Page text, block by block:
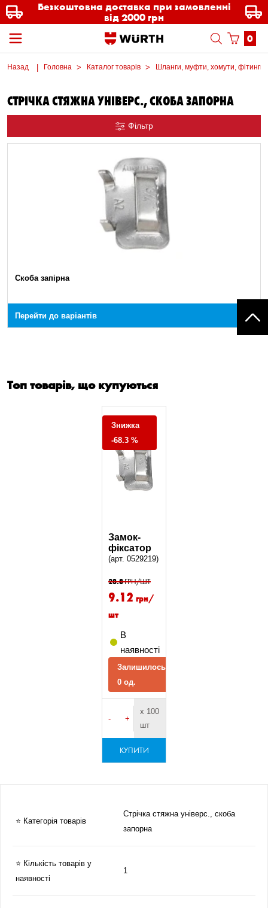
Безкоштовна доставка при замовленні
від 2000 грн
0
Назад Головна Каталог товарів Шланги, муфти, хомути, фітинги
СТРІЧКА СТЯЖНА УНІВЕРС., СКОБА ЗАПОРНА
Фільтр
Скоба запірна
Перейти до варіантів
Топ товарів, що купуються
Знижка
-68.3 %
Замок-
фіксатор
(арт. 0529219)
28.8ГРН/ШТ
9.12 грн/
шт
В
наявності
Залишилось
0 од.
- +
х 100
шт
КУПИТИ
⭐ Категорія товарів
Стрічка стяжна універс., скоба
запорна
⭐ Кількість товарів у
наявності
1